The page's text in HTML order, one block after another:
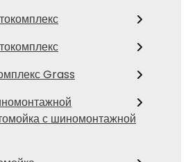
Grass
с шиномонтажной